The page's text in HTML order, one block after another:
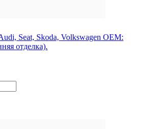
Seat, Skoda, Volkswagen ОЕМ:
отделка).